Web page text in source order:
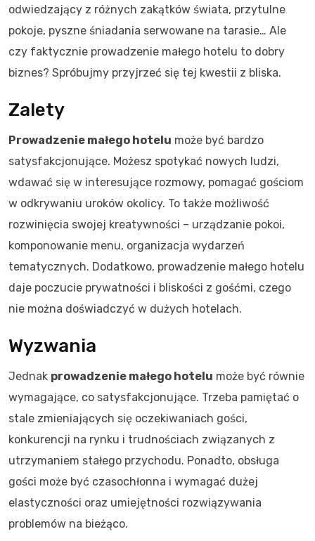
odwiedzający z różnych zakątków świata, przytulne
pokoje, pyszne śniadania serwowane na tarasie… Ale
czy faktycznie prowadzenie małego hotelu to dobry
biznes? Spróbujmy przyjrzeć się tej kwestii z bliska.
Zalety
Prowadzenie małego hotelu może być bardzo
satysfakcjonujące. Możesz spotykać nowych ludzi,
wdawać się w interesujące rozmowy, pomagać gościom
w odkrywaniu uroków okolicy. To także możliwość
rozwinięcia swojej kreatywności – urządzanie pokoi,
komponowanie menu, organizacja wydarzeń
tematycznych. Dodatkowo, prowadzenie małego hotelu
daje poczucie prywatności i bliskości z gośćmi, czego
nie można doświadczyć w dużych hotelach.
Wyzwania
Jednak prowadzenie małego hotelu może być równie
wymagające, co satysfakcjonujące. Trzeba pamiętać o
stale zmieniających się oczekiwaniach gości,
konkurencji na rynku i trudnościach związanych z
utrzymaniem stałego przychodu. Ponadto, obsługa
gości może być czasochłonna i wymagać dużej
elastyczności oraz umiejętności rozwiązywania
problemów na bieżąco.